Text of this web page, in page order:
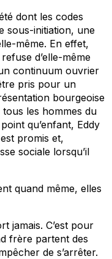
dont les codes
sous-initiation, une
même. En effet,
d’elle-même
continuum ouvrier
pris pour un
bourgeoise
tous les hommes du
qu’enfant, Eddy
promis et,
sociale lorsqu’il
quand même, elles
jamais. C’est pour
frère partent des
de s’arrêter.